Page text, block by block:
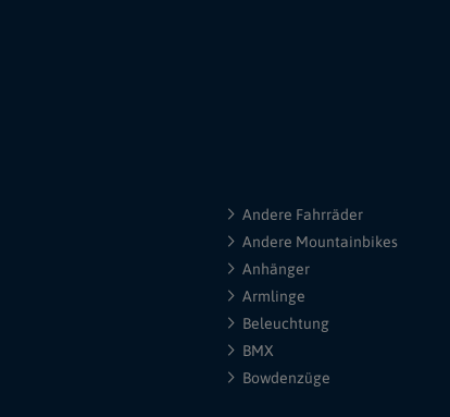
Andere Fahrräder
Andere Mountainbikes
Anhänger
Armlinge
Beleuchtung
BMX
Bowdenzüge